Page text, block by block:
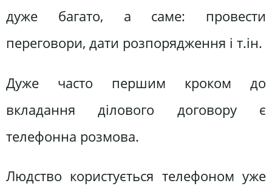
дуже багато, а саме: провести
переговори, дати розпорядження і т.ін.
Дуже часто першим кроком до
вкладання ділового договору є
телефонна розмова.
Людство користується телефоном уже